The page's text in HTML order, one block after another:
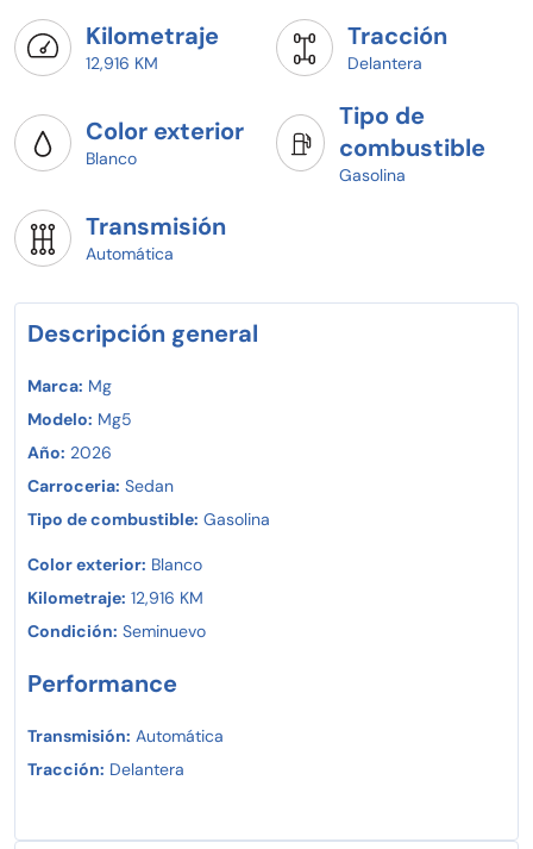
- Color y equipamiento sujetos a disponibilidad
- Precio competitivo
- Accesorios originales incluidos
¡Agenda hoy tu prueba de manejo y arranca con planes
desde 20% de enganche!
Pregunta por disponibilidad y agenda tu prueba de
manejo hoy mismo.
un auténtico MG MG5!
Kilometraje
12,916 KM
Tracción
Delantera
Color exterior
Blanco
Tipo de
combustible
Gasolina
Transmisión
Automática
Descripción general
Marca: Mg
Modelo: Mg5
Año: 2026
Carroceria: Sedan
Tipo de combustible: Gasolina
Color exterior: Blanco
Kilometraje: 12,916 KM
Condición: Seminuevo
Performance
Transmisión: Automática
Tracción: Delantera